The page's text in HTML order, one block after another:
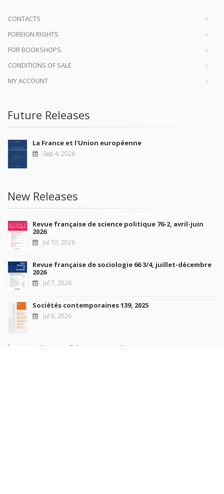
CONTACTS
FOREIGN RIGHTS
FOR BOOKSHOPS
CONDITIONS OF SALE
MY ACCOUNT
Future Releases
La France et l'Union européenne
Sep 4, 2026
New Releases
Revue française de science politique 76-2, avril-juin
2026
Jul 10, 2026
Revue française de sociologie 66 3/4, juillet-décembre
2026
Jul 7, 2026
Sociétés contemporaines 139, 2025
Jul 6, 2026
Raisons politiques 102, mai 2026